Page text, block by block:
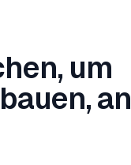
um
an